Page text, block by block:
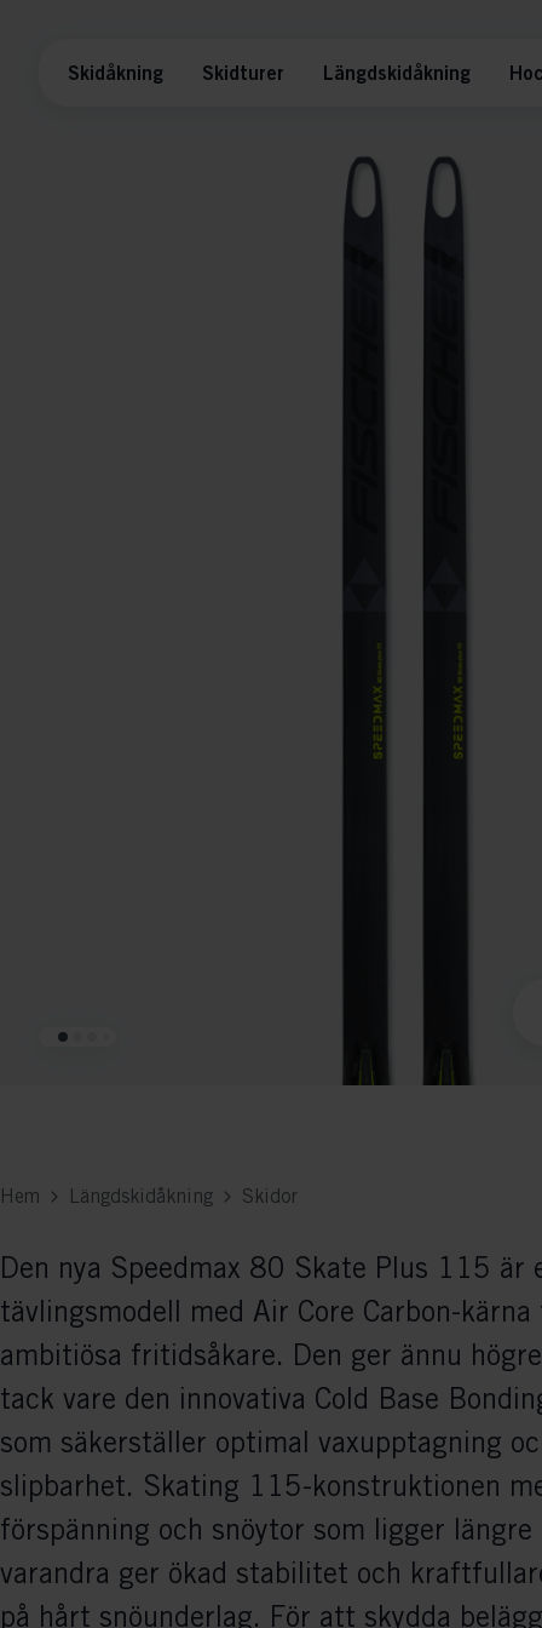
Skidåkning Skidturer Längdskidåkning
Hem Längdskidåkning Skidor
Den nya Speedmax 80 Skate Plus 115 är
tävlingsmodell med Air Core Carbon-kärna
ambitiösa fritidsåkare. Den ger ännu
tack vare den innovativa Cold Base
som säkerställer optimal vaxupptagning
slipbarhet. Skating 115-konstruktionen
förspänning och snöytor som ligger längre
varandra ger ökad stabilitet och
på hårt snöunderlag. För att skydda